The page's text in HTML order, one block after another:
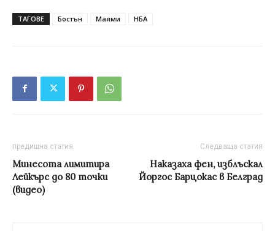
ТАГОВЕ Бостън Маями НБА
предишна статия
Минесота лимитира
Лейкърс до 80 точки
(видео)
Следваща статия
Наказаха фен, изблъскал
Йоргос Барцокас в Белград